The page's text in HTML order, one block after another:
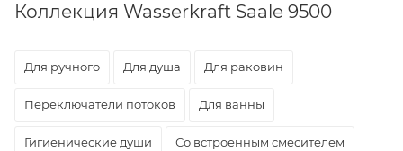
Коллекция Wasserkraft Saale 9500
Для ручного Для душа Для раковин
Переключатели потоков Для ванны
Гигиенические души Со встроенным смесителем